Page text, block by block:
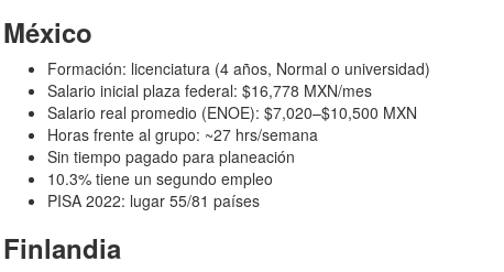
México
Formación: licenciatura (4 años, Normal o universidad)
Salario inicial plaza federal: $16,778 MXN/mes
Salario real promedio (ENOE): $7,020–$10,500 MXN
Horas frente al grupo: ~27 hrs/semana
Sin tiempo pagado para planeación
10.3% tiene un segundo empleo
PISA 2022: lugar 55/81 países
Finlandia